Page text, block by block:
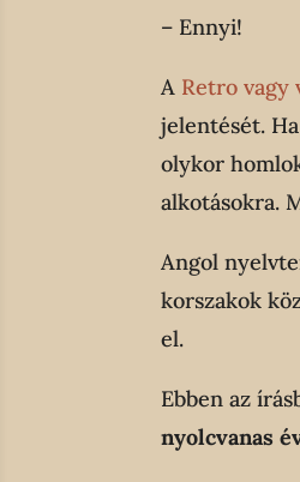
– Ennyi!
A Retro vagy
jelentését.
olykor
alkotásokra.
Angol
korszakok
el.
Ebben az
nyolcvanas